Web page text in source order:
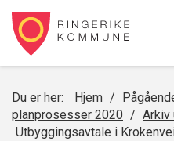
Du er her: Hjem /
planprosesser 2020 / Arkiv
Utbyggingsavtale i